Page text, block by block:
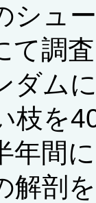
シュ
て調
ダム
枝を
年間
解剖